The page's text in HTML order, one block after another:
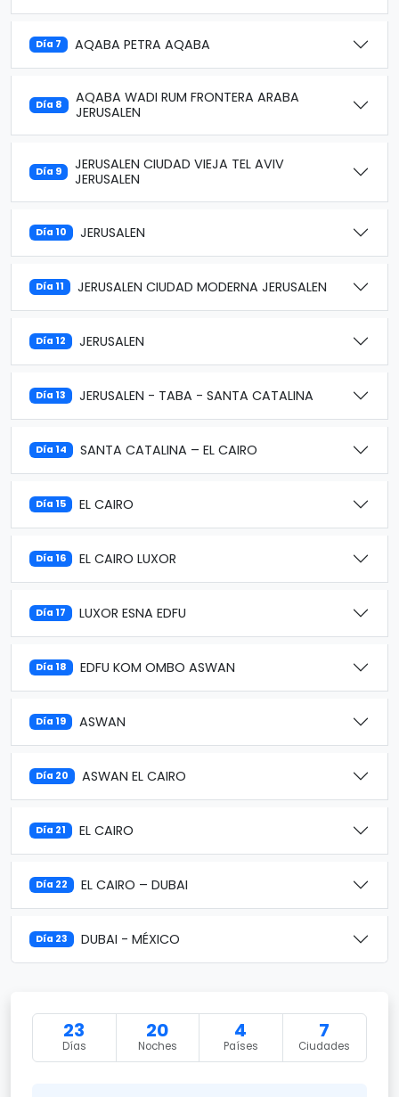
Día 7 AQABA PETRA AQABA
Día 8
AQABA WADI RUM FRONTERA ARABA
JERUSALEN
Día 9
JERUSALEN CIUDAD VIEJA TEL AVIV
JERUSALEN
Día 10 JERUSALEN
Día 11 JERUSALEN CIUDAD MODERNA JERUSALEN
Día 12 JERUSALEN
Día 13 JERUSALEN - TABA - SANTA CATALINA
Día 14 SANTA CATALINA – EL CAIRO
Día 15 EL CAIRO
Día 16 EL CAIRO LUXOR
Día 17 LUXOR ESNA EDFU
Día 18 EDFU KOM OMBO ASWAN
Día 19 ASWAN
Día 20 ASWAN EL CAIRO
Día 21 EL CAIRO
Día 22 EL CAIRO – DUBAI
Día 23 DUBAI - MÉXICO
23
Días
20
Noches
4
Países
7
Ciudades